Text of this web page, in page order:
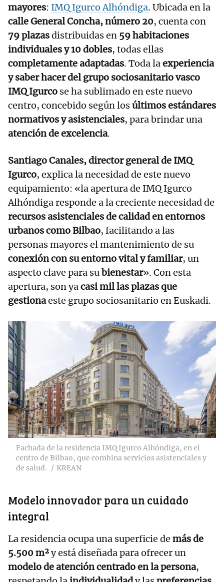
mayores: IMQ Igurco Alhóndiga. Ubicada en la
calle General Concha, número 20, cuenta con
79 plazasdistribuidas en 59 habitaciones
individuales y 10 dobles, todas ellas
completamente adaptadas. Toda laexperiencia
y saber hacer del grupo sociosanitario vasco
IMQ Igurco se ha sublimado en este nuevo
centro, concebido según losúltimos estándares
normativos y asistenciales, para brindar una
atención de excelencia.
Santiago Canales, director general de IMQ
Igurco, explica la necesidad de este nuevo
equipamiento: «la apertura de IMQ Igurco
Alhóndiga responde a la creciente necesidad de
recursos asistenciales de calidad en entornos
urbanos como Bilbao, facilitando a las
personas mayores el mantenimiento de su
conexión con su entorno vital y familiar, un
aspecto clave para subienestar». Con esta
apertura, son yacasi mil las plazas que
gestionaeste grupo sociosanitario en Euskadi.
Fachada de la residencia IMQ Igurco Alhóndiga, en el
centro de Bilbao, que combina servicios asistenciales y
de salud.
KREAN
Modelo innovador para un cuidado
integral
La residencia ocupa una superficie de más de
5.500 m²y está diseñada para ofrecer un
modelo de atención centrado en la persona,